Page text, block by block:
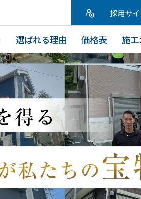
選ばれる理由 価格表 施